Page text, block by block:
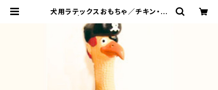
犬用ラテックスおもちゃ／チキン・シ